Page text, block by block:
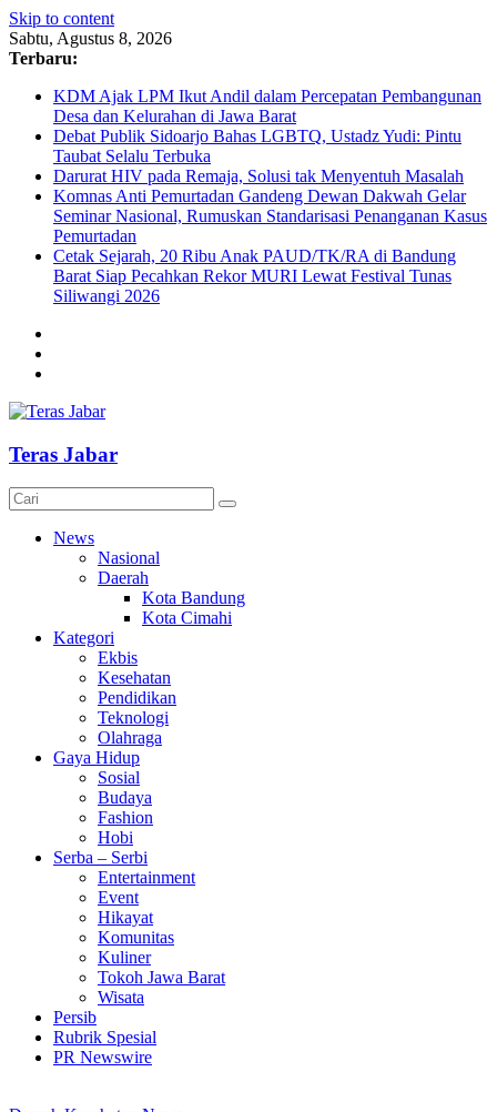
Skip to content
Sabtu, Agustus 8, 2026
Terbaru:
KDM Ajak LPM Ikut Andil dalam Percepatan Pembangunan
Desa dan Kelurahan di Jawa Barat
Debat Publik Sidoarjo Bahas LGBTQ, Ustadz Yudi: Pintu
Taubat Selalu Terbuka
Darurat HIV pada Remaja, Solusi tak Menyentuh Masalah
Komnas Anti Pemurtadan Gandeng Dewan Dakwah Gelar
Seminar Nasional, Rumuskan Standarisasi Penanganan Kasus
Pemurtadan
Cetak Sejarah, 20 Ribu Anak PAUD/TK/RA di Bandung
Barat Siap Pecahkan Rekor MURI Lewat Festival Tunas
Siliwangi 2026
Teras Jabar
News
Nasional
Daerah
Kota Bandung
Kota Cimahi
Kategori
Ekbis
Kesehatan
Pendidikan
Teknologi
Olahraga
Gaya Hidup
Sosial
Budaya
Fashion
Hobi
Serba – Serbi
Entertainment
Event
Hikayat
Komunitas
Kuliner
Tokoh Jawa Barat
Wisata
Persib
Rubrik Spesial
PR Newswire